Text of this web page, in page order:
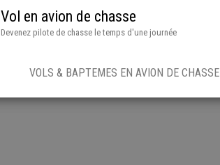
Vol en avion de chasse
Devenez pilote de chasse le temps d'une journée
VOLS & BAPTEMES EN AVION DE CHASSE